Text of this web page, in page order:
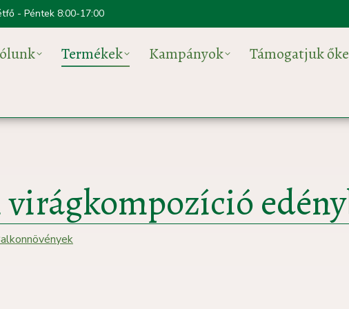
- Péntek 8:00-17:00
Termékek Kampányok Támogatjuk